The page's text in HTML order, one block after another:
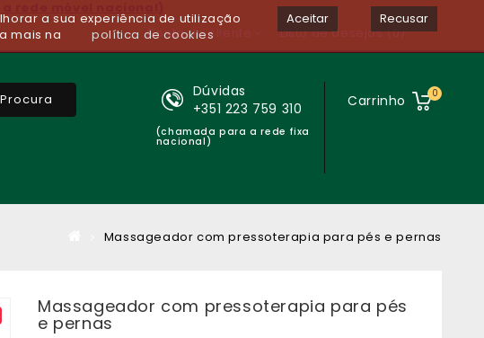
Conta de cliente
Lista de desejos (0)
Carrinho 0
Dúvidas
+351 223 759 310
(chamada para a rede fixa
nacional)
Procura
Massageador com pressoterapia para pés e pernas
Massageador com pressoterapia para pés
e pernas
a sua experiência de utilização
mais na
política de cookies
Aceitar Recusar